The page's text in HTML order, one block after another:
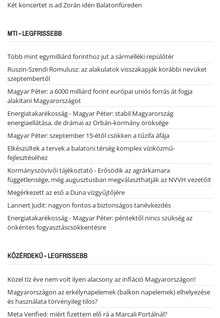
Két koncertet is ad Zorán idén Balatonfüreden
MTI - LEGFRISSEBB
Több mint egymilliárd forinthoz jut a sármelléki repülőtér
Ruszin-Szendi Romulusz: az alakulatok visszakapják korábbi nevüket
szeptembertől
Magyar Péter: a 6000 milliárd forint európai uniós forrás át fogja
alakítani Magyarországot
Energiatakarékosság - Magyar Péter: stabil Magyarország
energiaellátása, de drámai az Orbán-kormány öröksége
Magyar Péter: szeptember 15-étől csökken a tűzifa áfája
Elkészültek a tervek a balatoni térség komplex víziközmű-
fejlesztéséhez
Kormányszóvivői tájékoztató - Erősödik az agrárkamara
függetlensége, még augusztusban megválaszthatják az NVVH vezetőit
Megérkezett az eső a Duna vízgyűjtőjére
Lannert Judit: nagyon fontos a biztonságos tanévkezdés
Energiatakarékosság - Magyar Péter: péntektől nincs szükség az
önkéntes fogyasztáscsökkentésre
KÖZÉRDEKŰ - LEGFRISSEBB
Közel tíz éve nem volt ilyen alacsony az infláció Magyarországon!
Magyarországon az erkélynapelemek (balkon napelemek) elhelyezése
és használata törvényileg tilos?
Meta Verified: miért fizettem elő rá a Marcali Portálnál?